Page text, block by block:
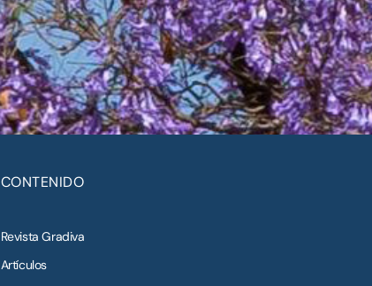
CONTENIDO
Revista Gradiva
Artículos